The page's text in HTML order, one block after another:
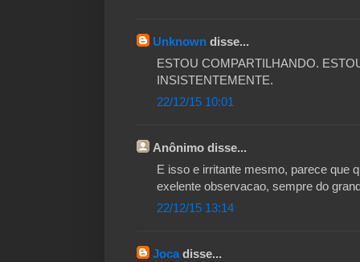
Unknown disse...
ESTOU COMPARTILHANDO.
INSISTENTEMENTE.
22/12/15 10:01
Anônimo disse...
E isso e irritante mesmo, parece que
exelente observacao, sempre do
22/12/15 13:14
Jocadisse...